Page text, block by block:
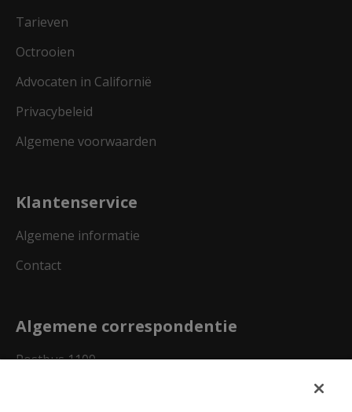
Tarieven
Octrooien
Advocaten in Californië
Privacybeleid
Algemene voorwaarden
Klantenservice
Algemene informatie
Contact
Algemene correspondentie
Postbus 1109